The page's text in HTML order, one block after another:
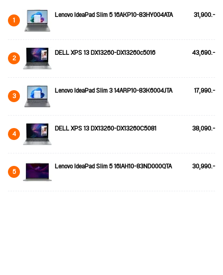
1 Lenovo IdeaPad Slim 5 16AKP10-83HY004ATA 31,900.-
2 DELL XPS 13 DX13260-DX13260c5016 43,690.-
3 Lenovo IdeaPad Slim 3 14ARP10-83K6004JTA 17,990.-
4 DELL XPS 13 DX13260-DX13260C5081 38,090.-
5 Lenovo IdeaPad Slim 5 16IAH10-83ND000QTA 30,990.-